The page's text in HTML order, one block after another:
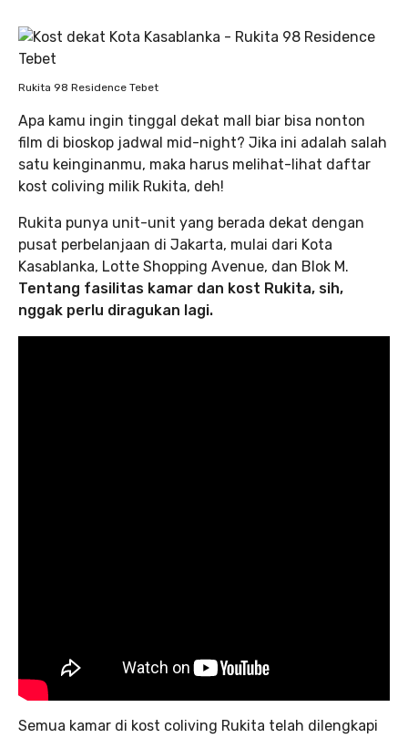
Rukita 98 Residence Tebet
Apa kamu ingin tinggal dekat mall biar bisa nonton
film di bioskop jadwal mid-night? Jika ini adalah salah
satu keinginanmu, maka harus melihat-lihat daftar
kost coliving milik Rukita, deh!
Rukita punya unit-unit yang berada dekat dengan
pusat perbelanjaan di Jakarta, mulai dari Kota
Kasablanka, Lotte Shopping Avenue, dan Blok M.
Tentang fasilitas kamar dan kost Rukita, sih,
nggak perlu diragukan lagi.
Semua kamar di kost coliving Rukita telah dilengkapi